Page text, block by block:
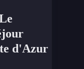
d'Azur